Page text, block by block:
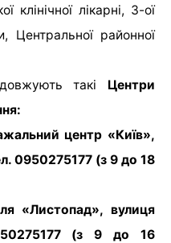
клінічної лікарні, 3-ої
Центральної районної
такі Центри
центр «Київ»,
0950275177 (з 9 до 18
«Листопад», вулиця
(з 9 до 16